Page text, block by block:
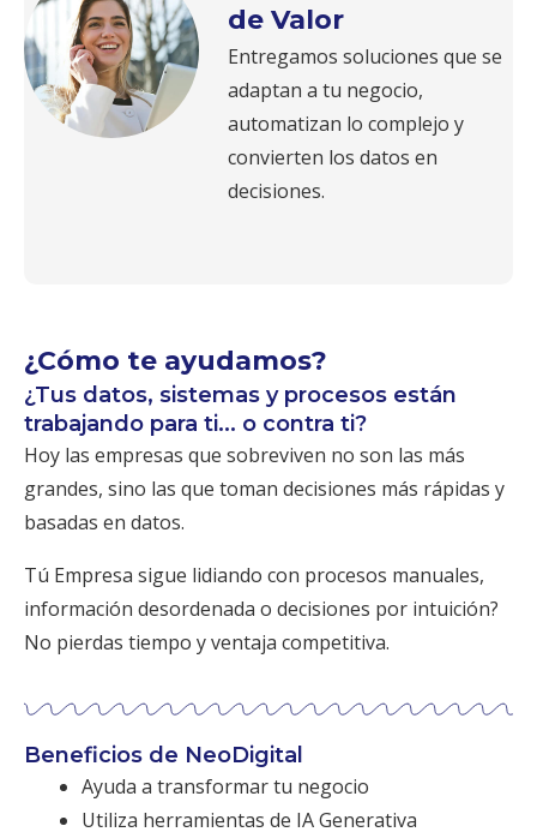
de Valor
Entregamos soluciones que se
adaptan a tu negocio,
automatizan lo complejo y
convierten los datos en
decisiones.
¿Cómo te ayudamos?
¿Tus datos, sistemas y procesos están
trabajando para ti... o contra ti?
Hoy las empresas que sobreviven no son las más
grandes, sino las que toman decisiones más rápidas y
basadas en datos.
Tú Empresa sigue lidiando con procesos manuales,
información desordenada o decisiones por intuición?
No pierdas tiempo y ventaja competitiva.
Beneficios de NeoDigital
Ayuda a transformar tu negocio
Utiliza herramientas de IA Generativa